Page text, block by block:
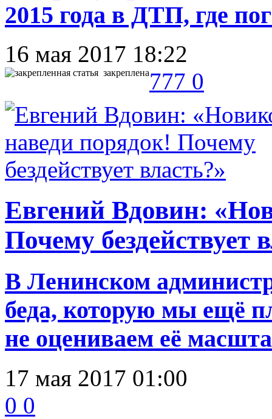
2015 года в ДТП, где
16 мая 2017 18:22
закреплена777 0
Евгений Вдовин:
Почему бездействует
В Ленинском
беда, которую мы ещё
не оцениваем её
17 мая 2017 01:00
0 0